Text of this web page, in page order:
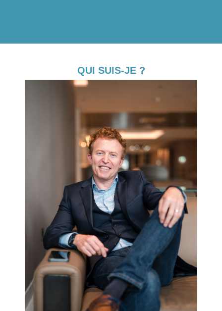
QUI SUIS-JE ?